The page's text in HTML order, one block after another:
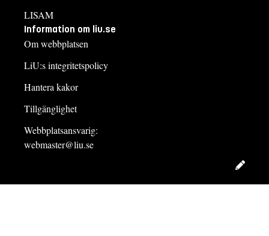
LISAM
Information om liu.se
Om webbplatsen
LiU:s integritetspolicy
Hantera kakor
Tillgänglighet
Webbplatsansvarig:
webmaster@liu.se